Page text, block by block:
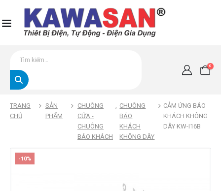
0
TRANG
CHỦ
SẢN
PHẨM
CHUÔNG
CỬA -
CHUÔNG
BÁO KHÁCH
, CHUÔNG
BÁO
KHÁCH
KHÔNG DÂY
CẢM ỨNG BÁO
KHÁCH KHÔNG
DÂY KW-I16B
-10%